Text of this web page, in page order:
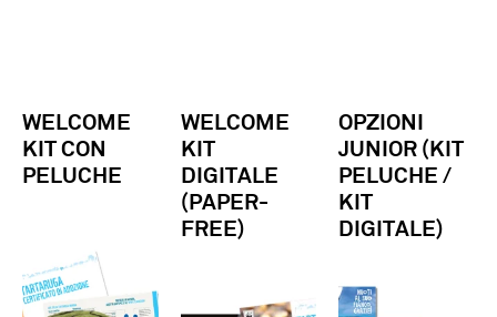
WELCOME
KIT CON
PELUCHE
WELCOME
KIT
DIGITALE
(PAPER-
FREE)
OPZIONI
JUNIOR (KIT
PELUCHE /
KIT
DIGITALE)